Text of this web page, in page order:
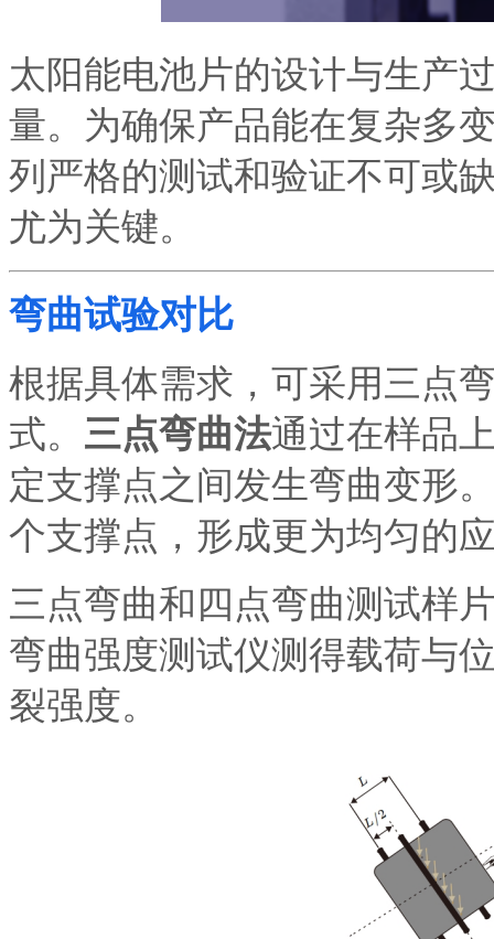
太阳能电池片的设计与生产
量。为确保产品能在复杂多
列严格的测试和验证不可或
尤为关键。
弯曲试验对比
根据具体需求，可采用三点
式。 三点弯曲法通过在样品
定支撑点之间发生弯曲变形
个支撑点，形成更为均匀的
三点弯曲和四点弯曲测试样
弯曲强度测试仪测得载荷与
裂强度。